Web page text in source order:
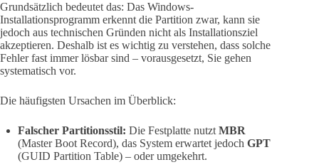
Grundsätzlich bedeutet das: Das Windows-
Installationsprogramm erkennt die Partition zwar, kann sie
jedoch aus technischen Gründen nicht als Installationsziel
akzeptieren. Deshalb ist es wichtig zu verstehen, dass solche
Fehler fast immer lösbar sind – vorausgesetzt, Sie gehen
systematisch vor.
Die häufigsten Ursachen im Überblick:
Falscher Partitionsstil: Die Festplatte nutzt MBR
(Master Boot Record), das System erwartet jedoch GPT
(GUID Partition Table) – oder umgekehrt.